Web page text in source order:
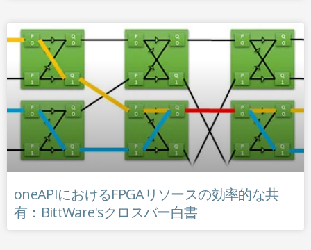
oneAPIにおけるFPGAリソースの効率的な共
有：BittWare'sクロスバー白書